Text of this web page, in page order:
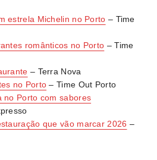
estrela Michelin no Porto – Time
românticos no Porto – Time
– Terra Nova
no Porto – Time Out Porto
no Porto com sabores
que vão marcar 2026 –